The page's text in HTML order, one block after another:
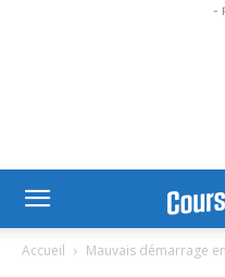
-
Accueil Mauvais démarrage